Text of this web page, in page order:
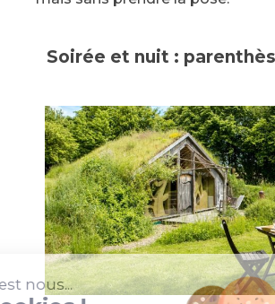
Soirée et nuit :
Salut c'est nous...